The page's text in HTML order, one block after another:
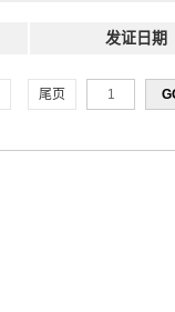
发证日期
尾页